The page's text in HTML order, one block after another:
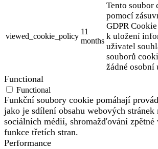
viewed_cookie_policy
11
months
Tento soubor
pomocí
GDPR
k uložení
uživatel
souborů
žádné osobní
Functional
Functional
Funkční soubory cookie pomáhají
jako je sdílení obsahu webových stránek
sociálních médií, shromažďování zpětné
funkce třetích stran.
Performance